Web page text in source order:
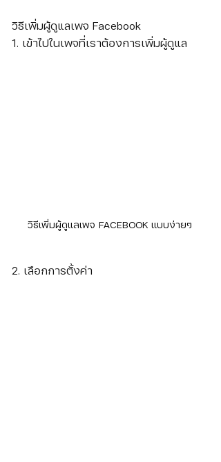
วิธีเพิ่มผู้ดูแลเพจ Facebook
1. เข้าไปในเพจที่เราต้องการเพิ่มผู้ดูแล
วิธีเพิ่มผู้ดูแลเพจ FACEBOOK แบบง่ายๆ
2. เลือกการตั้งค่า